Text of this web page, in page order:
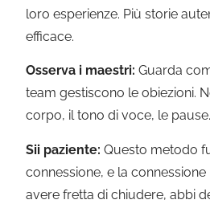
loro esperienze. Più storie
efficace.
Osserva i maestri: Guarda
team gestiscono le obiezioni.
corpo, il tono di voce, le pause.
Sii paziente: Questo metodo
connessione, e la
avere fretta di chiudere, abbi